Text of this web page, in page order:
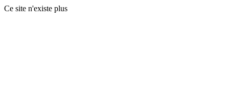
Ce site n'existe plus